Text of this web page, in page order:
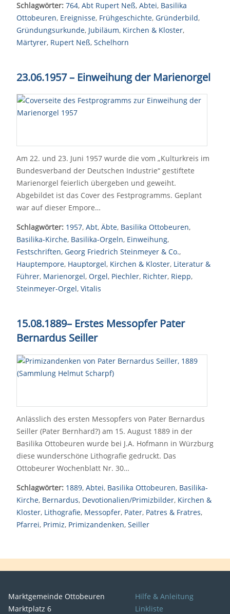
Schlagwörter: 764, Abt Rupert Neß, Abtei, Basilika
Ottobeuren, Ereignisse, Frühgeschichte, Gründerbild,
Gründungsurkunde, Jubiläum, Kirchen & Kloster,
Märtyrer, Rupert Neß, Schelhorn
23.06.1957– Einweihung der Marienorgel
Am 22. und 23. Juni 1957 wurde die vom „Kulturkreis im
Bundesverband der Deutschen Industrie“ gestiftete
Marienorgel feierlich übergeben und geweiht.
Abgebildet ist das Cover des Festprogramms. Geplant
war auf dieser Empore…
Schlagwörter: 1957, Abt, Äbte, Basilika Ottobeuren,
Basilika-Kirche, Basilika-Orgeln, Einweihung,
Festschriften, Georg Friedrich Steinmeyer & Co.,
Hauptempore, Hauptorgel, Kirchen & Kloster, Literatur &
Führer, Marienorgel, Orgel, Piechler, Richter, Riepp,
Steinmeyer-Orgel, Vitalis
15.08.1889– Erstes Messopfer Pater
Bernardus Seiller
Anlässlich des ersten Messopfers von Pater Bernardus
Seiller (Pater Bernhard?) am 15. August 1889 in der
Basilika Ottobeuren wurde bei J.A. Hofmann in Würzburg
diese wunderschöne Lithografie gedruckt. Das
Ottobeurer Wochenblatt Nr. 30…
Schlagwörter: 1889, Abtei, Basilika Ottobeuren, Basilika-
Kirche, Bernardus, Devotionalien/Primizbilder, Kirchen &
Kloster, Lithografie, Messopfer, Pater, Patres & Fratres,
Pfarrei, Primiz, Primizandenken, Seiller
Marktgemeinde Ottobeuren
Marktplatz 6
Hilfe & Anleitung
Linkliste